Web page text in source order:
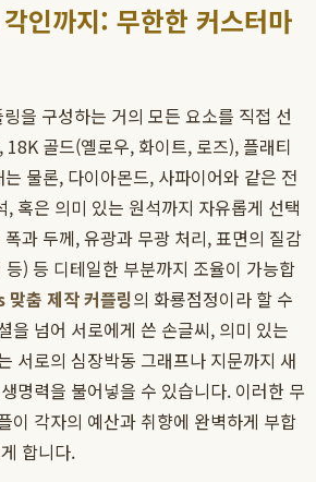
인까지: 무한한 커스터마
을 구성하는 거의 모든 요소를 직접 선
골드(옐로우, 화이트, 로즈), 플래티
물론, 다이아몬드, 사파이어와 같은 전
혹은 의미 있는 원석까지 자유롭게 선택
과 두께, 유광과 무광 처리, 표면의 질감
) 등 디테일한 부분까지 조율이 가능합
춤 제작 커플링의 화룡점정이라 할 수
을 넘어 서로에게 쓴 손글씨, 의미 있는
서로의 심장박동 그래프나 지문까지 새
명력을 불어넣을 수 있습니다. 이러한 무
이 각자의 예산과 취향에 완벽하게 부합
합니다.